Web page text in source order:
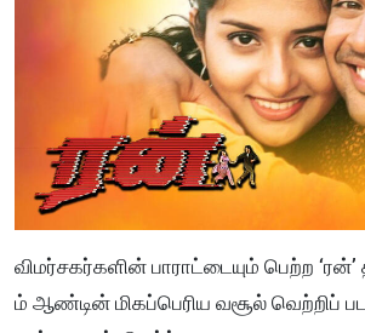
விமர்சகர்களின் பாராட்டையும் பெற்ற
ம் ஆண்டின் மிகப்பெரிய வசூல் வெற்றிப்